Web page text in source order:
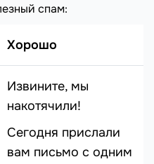
спам:
Хорошо
Извините, мы
накотячили!
Сегодня прислали
вам письмо с одним